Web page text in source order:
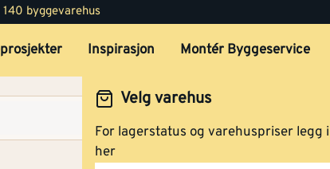
byggevarehus
Inspirasjon Montér Byggeservice
Velg varehus
For lagerstatus og varehuspriser legg
her